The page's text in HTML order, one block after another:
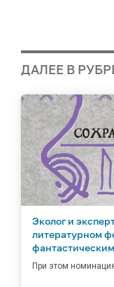
ДАЛЕЕ В
Эколог и
литературном
При этом